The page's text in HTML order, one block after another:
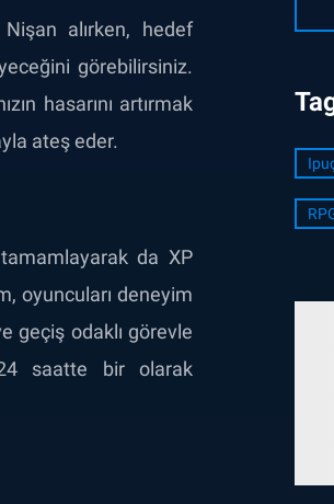
alırken, hedef
görebilirsiniz.
hasarını artırmak
ateş eder.
da XP
oyuncuları deneyim
geçiş odaklı görevle
24 saatte bir olarak